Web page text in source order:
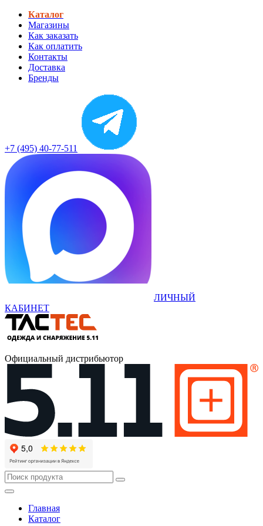
Каталог
Магазины
Как заказать
Как оплатить
Контакты
Доставка
Бренды
+7 (495) 40-77-511
ЛИЧНЫЙ
КАБИНЕТ
Официальный дистрибьютор
Главная
Каталог